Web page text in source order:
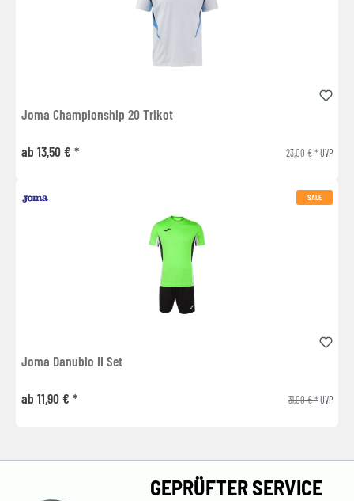
Joma Championship 20 Trikot
ab 13,50 € * 23,00 € *UVP
SALE
Joma Danubio II Set
ab 11,90 € * 31,00 € *UVP
GEPRÜFTER SERVICE